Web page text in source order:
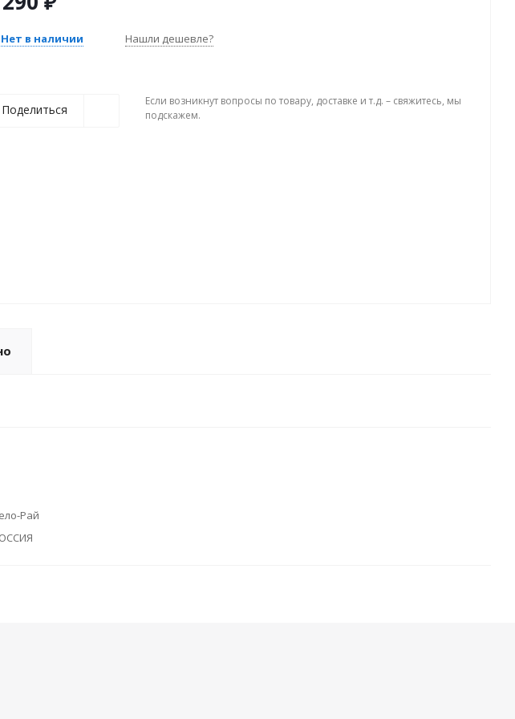
Нет в наличии Нашли дешевле?
Поделиться
Если возникнут вопросы по товару, доставке и т.д. – свяжитесь, мы
подскажем.
Рай